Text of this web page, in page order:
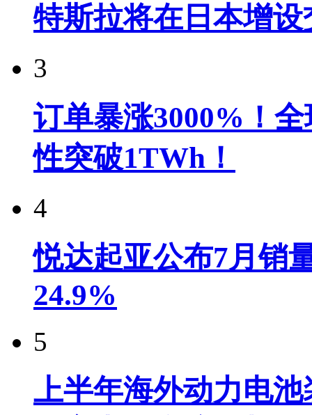
特斯拉将在日本增
3
订单暴涨3000%！
性突破1TWh！
4
悦达起亚公布7月销
24.9%
5
上半年海外动力电